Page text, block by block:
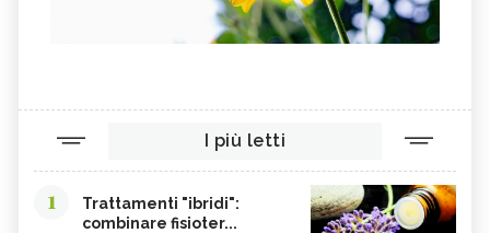
I più letti
1
Trattamenti "ibridi":
combinare fisioter...